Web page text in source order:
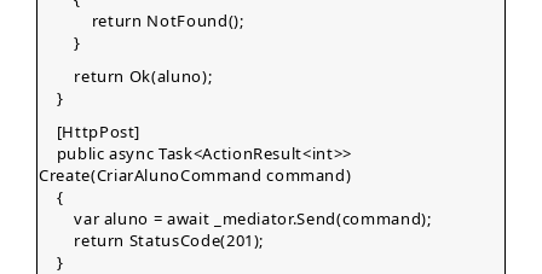
return NotFound();
}
return Ok(aluno);
}
[HttpPost]
public async Task<ActionResult<int>>
Create(CriarAlunoCommand command)
{
var aluno = await _mediator.Send(command);
return StatusCode(201);
}